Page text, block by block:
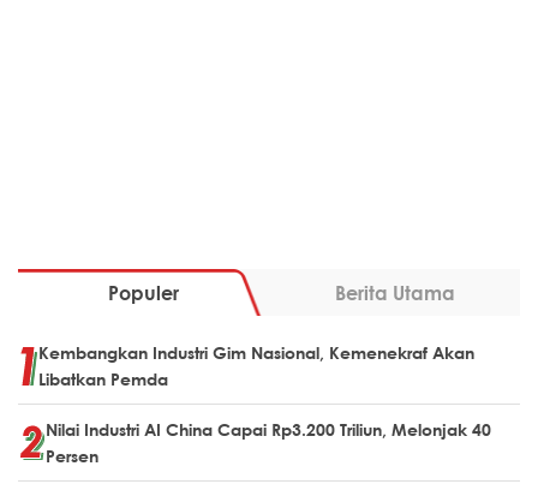
Populer Berita Utama
Kembangkan Industri Gim Nasional, Kemenekraf Akan
Libatkan Pemda
Nilai Industri AI China Capai Rp3.200 Triliun, Melonjak 40
Persen